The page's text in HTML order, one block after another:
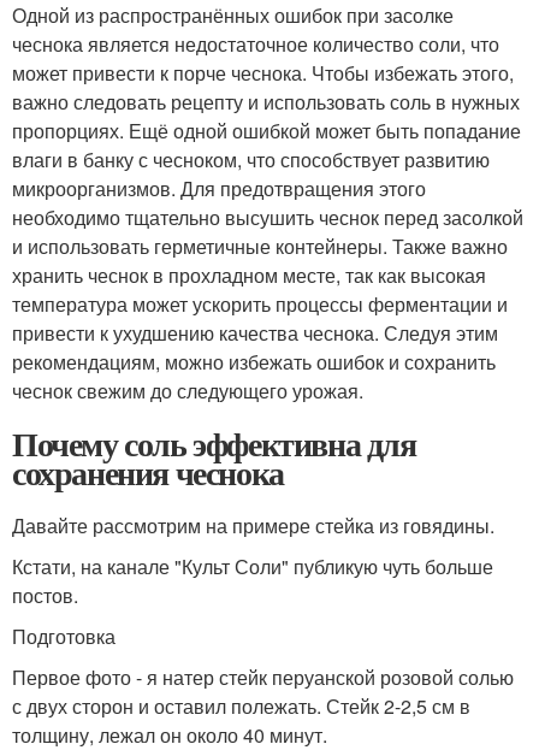
Одной из распространённых ошибок при засолке
чеснока является недостаточное количество соли, что
может привести к порче чеснока. Чтобы избежать этого,
важно следовать рецепту и использовать соль в нужных
пропорциях. Ещё одной ошибкой может быть попадание
влаги в банку с чесноком, что способствует развитию
микроорганизмов. Для предотвращения этого
необходимо тщательно высушить чеснок перед засолкой
и использовать герметичные контейнеры. Также важно
хранить чеснок в прохладном месте, так как высокая
температура может ускорить процессы ферментации и
привести к ухудшению качества чеснока. Следуя этим
рекомендациям, можно избежать ошибок и сохранить
чеснок свежим до следующего урожая.
Почему соль эффективна для
сохранения чеснока
Давайте рассмотрим на примере стейка из говядины.
Кстати, на канале "Культ Соли" публикую чуть больше
постов.
Подготовка
Первое фото - я натер стейк перуанской розовой солью
с двух сторон и оставил полежать. Стейк 2-2,5 см в
толщину, лежал он около 40 минут.